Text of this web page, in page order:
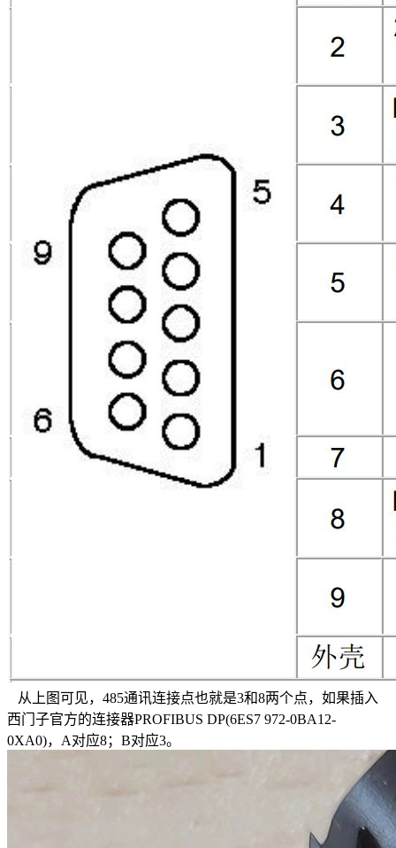
从上图可见，485通讯连接点也就是3和8两个点，如果插入
西门子官方的连接器PROFIBUS DP(6ES7 972-0BA12-
0XA0)，A对应8；B对应3。